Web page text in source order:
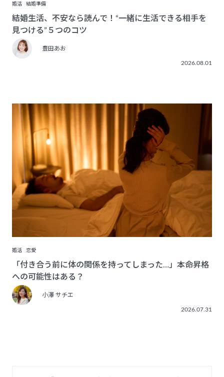
婚活 結婚準備
結婚生活、不安なら読んで！“一緒に生活できる相手を
見つける”５つのコツ
豊田あお
2026.08.01
婚活 恋愛
「付き合う前に体の関係を持ってしまった…」本命昇格
への可能性はある？
小澤 サチエ
2026.07.31